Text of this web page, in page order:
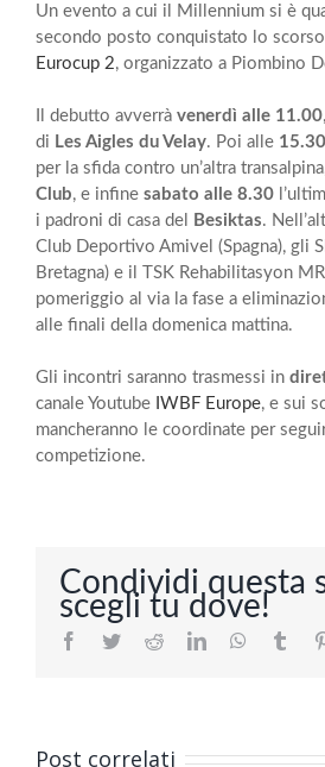
Un evento a cui il Millennium si è
secondo posto conquistato lo scorso
Eurocup 2, organizzato a Piombino
Il debutto avverrà venerdì alle 11.00
di Les Aigles du Velay. Poi alle 15.30
per la sfida contro un’altra
Club, e infine sabato alle 8.30
i padroni di casa del
Besiktas.
Club Deportivo Amivel (Spagna), gli
Bretagna) e il TSK Rehabilitasyon
pomeriggio al via la fase a
alle finali della domenica mattina.
Gli incontri saranno trasmessi in
canale Youtube IWBF Europe, e sui
mancheranno le coordinate per
competizione.
Condividi questa
scegli tu dove!
Facebook
TwitterRedditLinkedInWhatsApp
Post correlati